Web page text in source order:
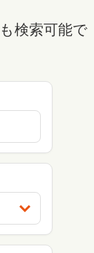
検索可能で